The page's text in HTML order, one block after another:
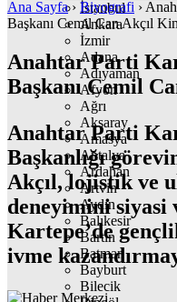
İstanbul
Ankara
İzmir
Adana
Adıyaman
Afyon
Ağrı
Aksaray
Amasya
Antalya
Ardahan
Artvin
Aydın
Balıkesir
Bartın
Batman
Bayburt
Bilecik
Ana Sayfa› Biyografi ›
Başkanı Cemil Can Akçıl
Anahtar Parti
Başkanı Cemil
Anahtar Parti
Başkanlığı
Akçıl, lojistik ve
deneyimini
Kartepe’de
ivme